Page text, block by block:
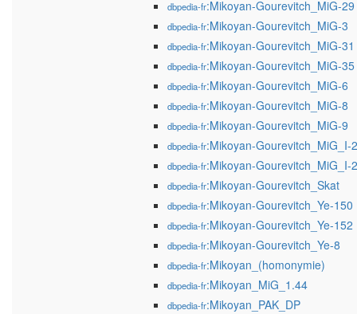
dbpedia-fr:Mikoyan-Gourevitch_MiG-29
dbpedia-fr:Mikoyan-Gourevitch_MiG-3
dbpedia-fr:Mikoyan-Gourevitch_MiG-31
dbpedia-fr:Mikoyan-Gourevitch_MiG-35
dbpedia-fr:Mikoyan-Gourevitch_MiG-6
dbpedia-fr:Mikoyan-Gourevitch_MiG-8
dbpedia-fr:Mikoyan-Gourevitch_MiG-9
dbpedia-fr:Mikoyan-Gourevitch_MiG_I-
dbpedia-fr:Mikoyan-Gourevitch_MiG_I-
dbpedia-fr:Mikoyan-Gourevitch_Skat
dbpedia-fr:Mikoyan-Gourevitch_Ye-150
dbpedia-fr:Mikoyan-Gourevitch_Ye-152
dbpedia-fr:Mikoyan-Gourevitch_Ye-8
dbpedia-fr:Mikoyan_(homonymie)
dbpedia-fr:Mikoyan_MiG_1.44
dbpedia-fr:Mikoyan_PAK_DP